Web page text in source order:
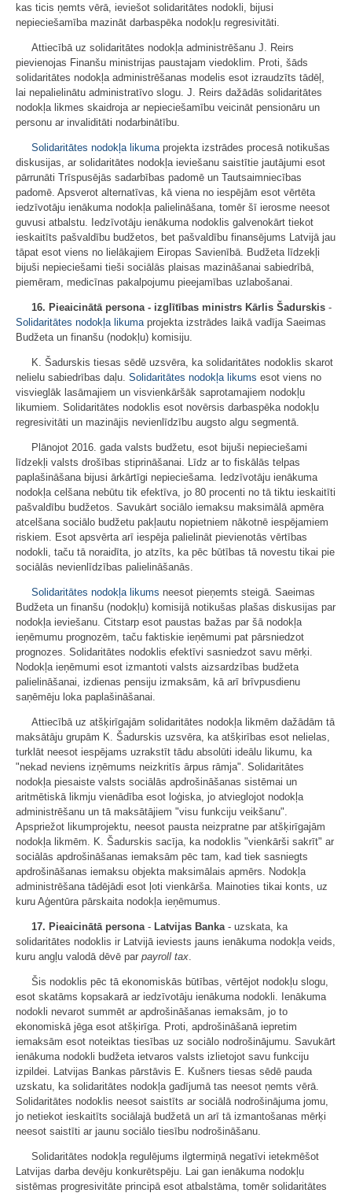
kas ticis ņemts vērā, ieviešot solidaritātes nodokli, bijusi
nepieciešamība mazināt darbaspēka nodokļu regresivitāti.
Attiecībā uz solidaritātes nodokļa administrēšanu J. Reirs
pievienojas Finanšu ministrijas paustajam viedoklim. Proti, šāds
solidaritātes nodokļa administrēšanas modelis esot izraudzīts tādēļ,
lai nepalielinātu administratīvo slogu. J. Reirs dažādās solidaritātes
nodokļa likmes skaidroja ar nepieciešamību veicināt pensionāru un
personu ar invaliditāti nodarbinātību.
Solidaritātes nodokļa likuma projekta izstrādes procesā notikušas
diskusijas, ar solidaritātes nodokļa ieviešanu saistītie jautājumi esot
pārrunāti Trīspusējās sadarbības padomē un Tautsaimniecības
padomē. Apsverot alternatīvas, kā viena no iespējām esot vērtēta
iedzīvotāju ienākuma nodokļa palielināšana, tomēr šī ierosme neesot
guvusi atbalstu. Iedzīvotāju ienākuma nodoklis galvenokārt tiekot
ieskaitīts pašvaldību budžetos, bet pašvaldību finansējums Latvijā jau
tāpat esot viens no lielākajiem Eiropas Savienībā. Budžeta līdzekļi
bijuši nepieciešami tieši sociālās plaisas mazināšanai sabiedrībā,
piemēram, medicīnas pakalpojumu pieejamības uzlabošanai.
16. Pieaicinātā persona - izglītības ministrs Kārlis Šadurskis -
Solidaritātes nodokļa likuma projekta izstrādes laikā vadīja Saeimas
Budžeta un finanšu (nodokļu) komisiju.
K. Šadurskis tiesas sēdē uzsvēra, ka solidaritātes nodoklis skarot
nelielu sabiedrības daļu. Solidaritātes nodokļa likums esot viens no
visvieglāk lasāmajiem un visvienkāršāk saprotamajiem nodokļu
likumiem. Solidaritātes nodoklis esot novērsis darbaspēka nodokļu
regresivitāti un mazinājis nevienlīdzību augsto algu segmentā.
Plānojot 2016. gada valsts budžetu, esot bijuši nepieciešami
līdzekļi valsts drošības stiprināšanai. Līdz ar to fiskālās telpas
paplašināšana bijusi ārkārtīgi nepieciešama. Iedzīvotāju ienākuma
nodokļa celšana nebūtu tik efektīva, jo 80 procenti no tā tiktu ieskaitīti
pašvaldību budžetos. Savukārt sociālo iemaksu maksimālā apmēra
atcelšana sociālo budžetu pakļautu nopietniem nākotnē iespējamiem
riskiem. Esot apsvērta arī iespēja palielināt pievienotās vērtības
nodokli, taču tā noraidīta, jo atzīts, ka pēc būtības tā novestu tikai pie
sociālās nevienlīdzības palielināšanās.
Solidaritātes nodokļa likums neesot pieņemts steigā. Saeimas
Budžeta un finanšu (nodokļu) komisijā notikušas plašas diskusijas par
nodokļa ieviešanu. Citstarp esot paustas bažas par šā nodokļa
ieņēmumu prognozēm, taču faktiskie ieņēmumi pat pārsniedzot
prognozes. Solidaritātes nodoklis efektīvi sasniedzot savu mērķi.
Nodokļa ieņēmumi esot izmantoti valsts aizsardzības budžeta
palielināšanai, izdienas pensiju izmaksām, kā arī brīvpusdienu
saņēmēju loka paplašināšanai.
Attiecībā uz atšķirīgajām solidaritātes nodokļa likmēm dažādām tā
maksātāju grupām K. Šadurskis uzsvēra, ka atšķirības esot nelielas,
turklāt neesot iespējams uzrakstīt tādu absolūti ideālu likumu, ka
"nekad neviens izņēmums neizkritīs ārpus rāmja". Solidaritātes
nodokļa piesaiste valsts sociālās apdrošināšanas sistēmai un
aritmētiskā likmju vienādība esot loģiska, jo atvieglojot nodokļa
administrēšanu un tā maksātājiem "visu funkciju veikšanu".
Apspriežot likumprojektu, neesot pausta neizpratne par atšķirīgajām
nodokļa likmēm. K. Šadurskis sacīja, ka nodoklis "vienkārši sakrīt" ar
sociālās apdrošināšanas iemaksām pēc tam, kad tiek sasniegts
apdrošināšanas iemaksu objekta maksimālais apmērs. Nodokļa
administrēšana tādējādi esot ļoti vienkārša. Mainoties tikai konts, uz
kuru Aģentūra pārskaita nodokļa ieņēmumus.
17. Pieaicinātā persona - Latvijas Banka - uzskata, ka
solidaritātes nodoklis ir Latvijā ieviests jauns ienākuma nodokļa veids,
kuru angļu valodā dēvē par payroll tax
Šis nodoklis pēc tā ekonomiskās būtības, vērtējot nodokļu slogu,
esot skatāms kopsakarā ar iedzīvotāju ienākuma nodokli. Ienākuma
nodokli nevarot summēt ar apdrošināšanas iemaksām, jo to
ekonomiskā jēga esot atšķirīga. Proti, apdrošināšanā iepretim
iemaksām esot noteiktas tiesības uz sociālo nodrošinājumu. Savukārt
ienākuma nodokli budžeta ietvaros valsts izlietojot savu funkciju
izpildei. Latvijas Bankas pārstāvis E. Kušners tiesas sēdē pauda
uzskatu, ka solidaritātes nodokļa gadījumā tas neesot ņemts vērā.
Solidaritātes nodoklis neesot saistīts ar sociālā nodrošinājuma jomu,
jo netiekot ieskaitīts sociālajā budžetā un arī tā izmantošanas mērķi
neesot saistīti ar jaunu sociālo tiesību nodrošināšanu.
Solidaritātes nodokļa regulējums ilgtermiņā negatīvi ietekmēšot
Latvijas darba devēju konkurētspēju. Lai gan ienākuma nodokļu
sistēmas progresivitāte principā esot atbalstāma, tomēr solidaritātes